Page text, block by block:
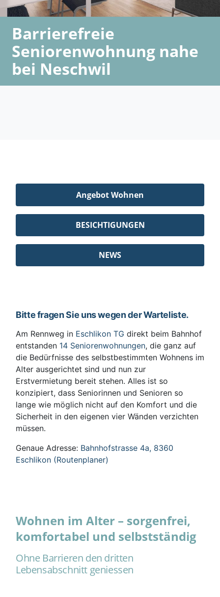
Barrierefreie
Seniorenwohnung nahe
bei Neschwil
Angebot Wohnen
BESICHTIGUNGEN
NEWS
Bitte fragen Sie uns wegen der Warteliste.
Am Rennweg in Eschlikon TG direkt beim Bahnhof
entstanden 14 Seniorenwohnungen, die ganz auf
die Bedürfnisse des selbstbestimmten Wohnens im
Alter ausgerichtet sind und nun zur
Erstvermietung bereit stehen. Alles ist so
konzipiert, dass Seniorinnen und Senioren so
lange wie möglich nicht auf den Komfort und die
Sicherheit in den eigenen vier Wänden verzichten
müssen.
Genaue Adresse: Bahnhofstrasse 4a, 8360
Eschlikon (Routenplaner)
Wohnen im Alter – sorgenfrei,
komfortabel und selbstständig
Ohne Barrieren den dritten
Lebensabschnitt geniessen